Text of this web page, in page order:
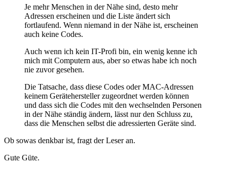
Je mehr Menschen in der Nähe sind, desto mehr
Adressen erscheinen und die Liste ändert sich
fortlaufend. Wenn niemand in der Nähe ist, erscheinen
auch keine Codes.
Auch wenn ich kein IT-Profi bin, ein wenig kenne ich
mich mit Computern aus, aber so etwas habe ich noch
nie zuvor gesehen.
Die Tatsache, dass diese Codes oder MAC-Adressen
keinem Gerätehersteller zugeordnet werden können
und dass sich die Codes mit den wechselnden Personen
in der Nähe ständig ändern, lässt nur den Schluss zu,
dass die Menschen selbst die adressierten Geräte sind.
Ob sowas denkbar ist, fragt der Leser an.
Gute Güte.